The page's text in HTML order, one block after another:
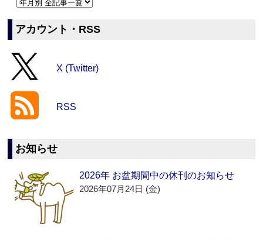
アカウント・RSS
X (Twitter)
RSS
お知らせ
2026年 お盆期間中の休刊のお知らせ
2026年07月24日 (金)